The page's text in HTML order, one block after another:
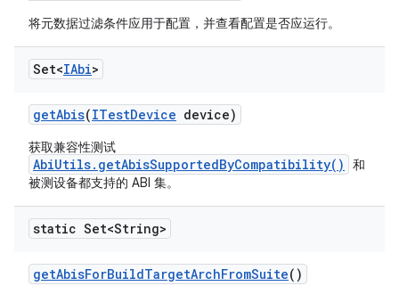
将元数据过滤条件应用于配置，并查看配置是否应运行。
Set<IAbi>
getAbis(ITestDevice device)
获取兼容性测试
AbiUtils.getAbisSupportedByCompatibility()
和
被测设备都支持的 ABI 集。
static Set<String>
getAbisForBuildTargetArchFromSuite()